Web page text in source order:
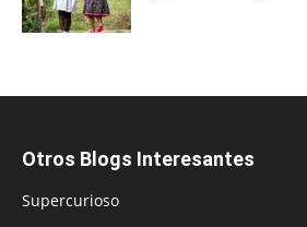
Otros Blogs Interesantes
Supercurioso